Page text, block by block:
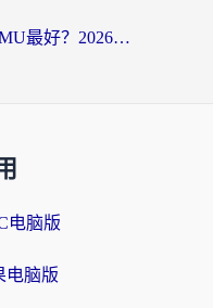
国外用什么加速器玩奇迹MU最好？2026海外玩家国服游戏加速全攻略
电脑版
电脑版